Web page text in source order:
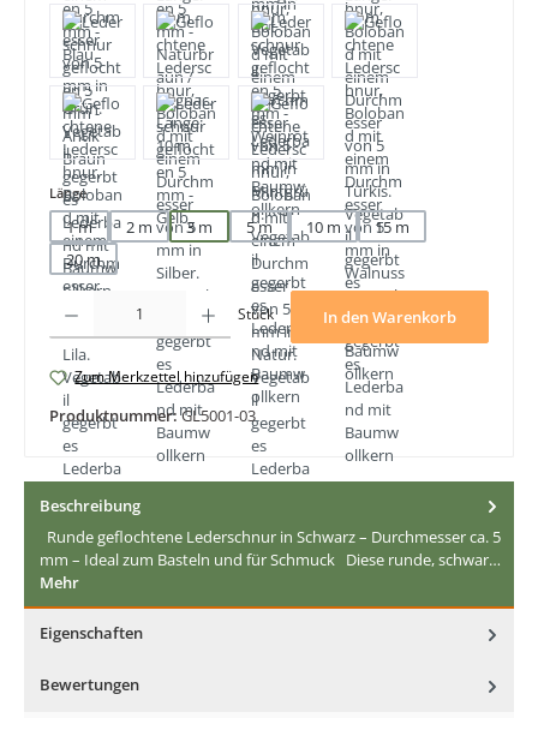
Längeauswählen
1 m 2 m 3 m 5 m 10 m
15 m
20 m
Produkt Anzahl: Gib den gewünschten Wert ein oder benutze die
Stück In den Warenkorb
Zum Merkzettel hinzufügen
Produktnummer:GL5001-03
Beschreibung
Runde geflochtene Lederschnur in Schwarz – Durchmesser ca. 5
mm – Ideal zum Basteln und für Schmuck Diese runde, schwar…
Mehr
Eigenschaften
Bewertungen